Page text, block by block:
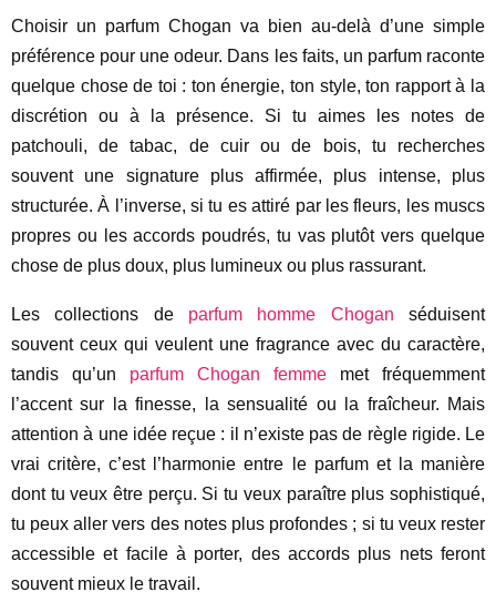
Choisir un parfum Chogan va bien au-delà d’une simple
préférence pour une odeur. Dans les faits, un parfum raconte
quelque chose de toi : ton énergie, ton style, ton rapport à la
discrétion ou à la présence. Si tu aimes les notes de
patchouli, de tabac, de cuir ou de bois, tu recherches
souvent une signature plus affirmée, plus intense, plus
structurée. À l’inverse, si tu es attiré par les fleurs, les muscs
propres ou les accords poudrés, tu vas plutôt vers quelque
chose de plus doux, plus lumineux ou plus rassurant.
Les collections de parfum homme Chogan séduisent
souvent ceux qui veulent une fragrance avec du caractère,
tandis qu’un parfum Chogan femme met fréquemment
l’accent sur la finesse, la sensualité ou la fraîcheur. Mais
attention à une idée reçue : il n’existe pas de règle rigide. Le
vrai critère, c’est l’harmonie entre le parfum et la manière
dont tu veux être perçu. Si tu veux paraître plus sophistiqué,
tu peux aller vers des notes plus profondes ; si tu veux rester
accessible et facile à porter, des accords plus nets feront
souvent mieux le travail.